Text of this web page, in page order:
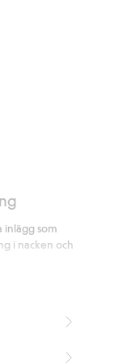
som
i nacken och